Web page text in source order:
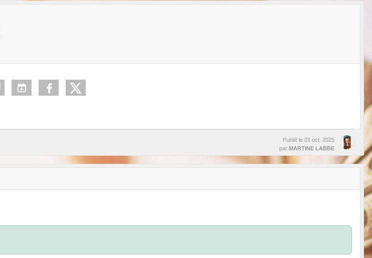
Publié le 01 oct. 2025
par MARTINE LABBE